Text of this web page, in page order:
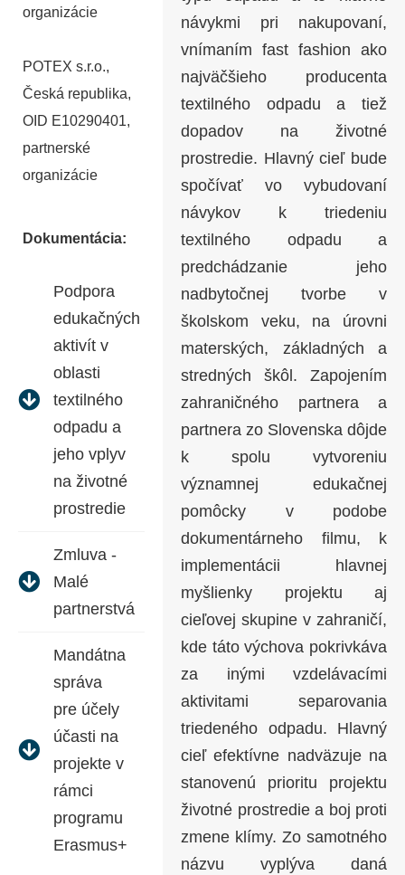
organizácie
POTEX s.r.o.,
Česká republika,
OID E10290401,
partnerské
organizácie
Dokumentácia:
Podpora
edukačných
aktivít v
oblasti
textilného
odpadu a
jeho vplyv
na životné
prostredie
Zmluva -
Malé
partnerstvá
Mandátna
správa
pre účely
účasti na
projekte v
rámci
programu
Erasmus+
návykmi pri nakupovaní,
vnímaním fast fashion ako
najväčšieho producenta
textilného odpadu a tiež
dopadov na životné
prostredie. Hlavný cieľ bude
spočívať vo vybudovaní
návykov k triedeniu
textilného odpadu a
predchádzanie jeho
nadbytočnej tvorbe v
školskom veku, na úrovni
materských, základných a
stredných škôl. Zapojením
zahraničného partnera a
partnera zo Slovenska dôjde
k spolu vytvoreniu
významnej edukačnej
pomôcky v podobe
dokumentárneho filmu, k
implementácii hlavnej
myšlienky projektu aj
cieľovej skupine v zahraničí,
kde táto výchova pokrivkáva
za inými vzdelávacími
aktivitami separovania
triedeného odpadu. Hlavný
cieľ efektívne nadväzuje na
stanovenú prioritu projektu
životné prostredie a boj proti
zmene klímy. Zo samotného
názvu vyplýva daná